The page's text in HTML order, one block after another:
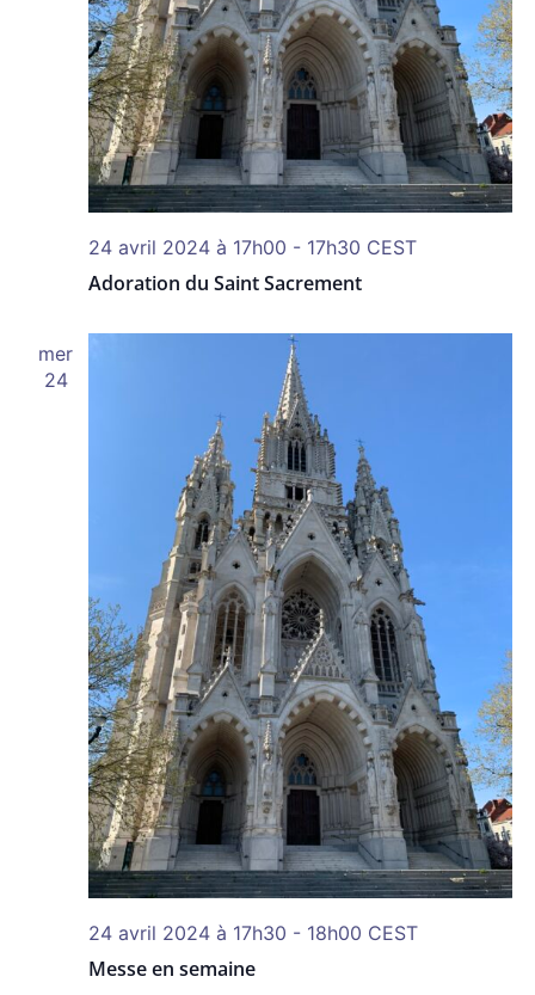
Adoration du Saint Sacrement
24 avril 2024 à 17h00 - 17h30 CEST
mer
24
Messe en semaine
24 avril 2024 à 17h30 - 18h00 CEST